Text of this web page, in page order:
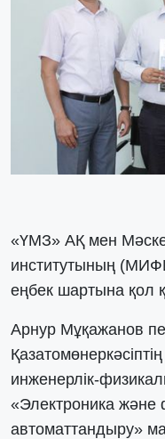
«ҮМЗ» АҚ мен
институтының
еңбек шартына қол
Арнур Мұқажанов
инженерлік-
«Электроника
автоматтандыру»